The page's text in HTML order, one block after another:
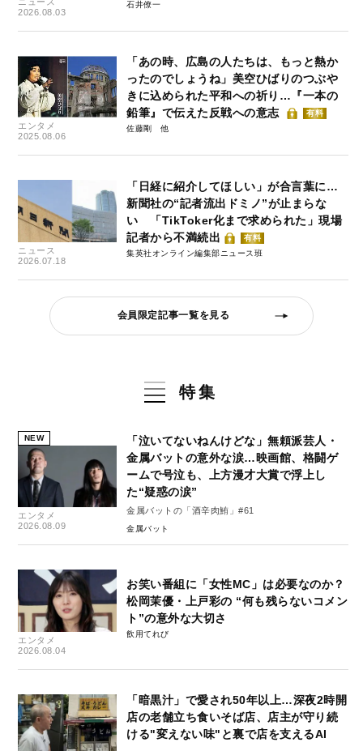
2026.08.03
石井僚一
エンタメ
2025.08.06
「あの時、広島の人たちは、もっと熱か
ったのでしょうね」美空ひばりのつぶや
きに込められた平和への祈り…『一本の
鉛筆』で伝えた反戦への意志
有料
佐藤剛
ニュース
2026.07.18
「日経に紹介してほしい」が合言葉に…
新聞社の“記者流出ドミノ”が止まらな
い 「TikToker化まで求められた」現場
記者から不満続出
有料
集英社オンライン編集部ニュース班
会員限定記事一覧を見る
特集
NEW
エンタメ
2026.08.09
「泣いてないねんけどな」無頼派芸人・
金属バットの意外な涙…映画館、格闘ゲ
ームで号泣も、上方漫才大賞で浮上し
た“疑惑の涙”
金属バットの「酒辛肉鮪」#61
金属バット
エンタメ
2026.08.04
お笑い番組に「女性MC」は必要なのか？
松岡茉優・上戸彩の “何も残らないコメン
ト”の意外な大切さ
飲用てれび
「暗黒汁」で愛され50年以上…深夜2時開
店の老舗立ち食いそば店、店主が守り続
ける"変えない味"と裏で店を支えるAI